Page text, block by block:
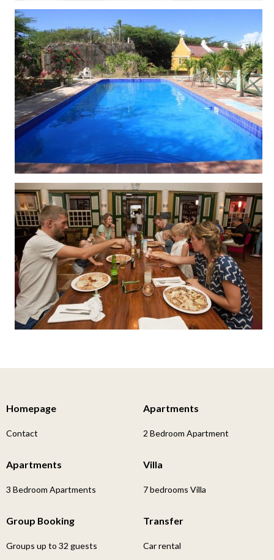
Homepage
Contact
Apartments
2 Bedroom Apartment
Apartments
3 Bedroom Apartments
Villa
7 bedrooms Villa
Group Booking
Groups up to 32 guests
Transfer
Car rental